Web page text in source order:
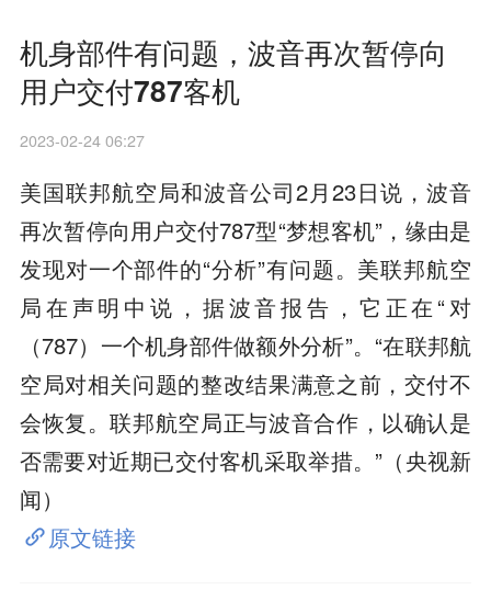
机身部件有问题，波音再次暂停向
用户交付787客机
2023-02-24 06:27
美国联邦航空局和波音公司2月23日说，波音
再次暂停向用户交付787型“梦想客机”，缘由是
发现对一个部件的“分析”有问题。美联邦航空
局在声明中说，据波音报告，它正在“对
（787）一个机身部件做额外分析”。“在联邦航
空局对相关问题的整改结果满意之前，交付不
会恢复。联邦航空局正与波音合作，以确认是
否需要对近期已交付客机采取举措。”（央视新
闻）
原文链接